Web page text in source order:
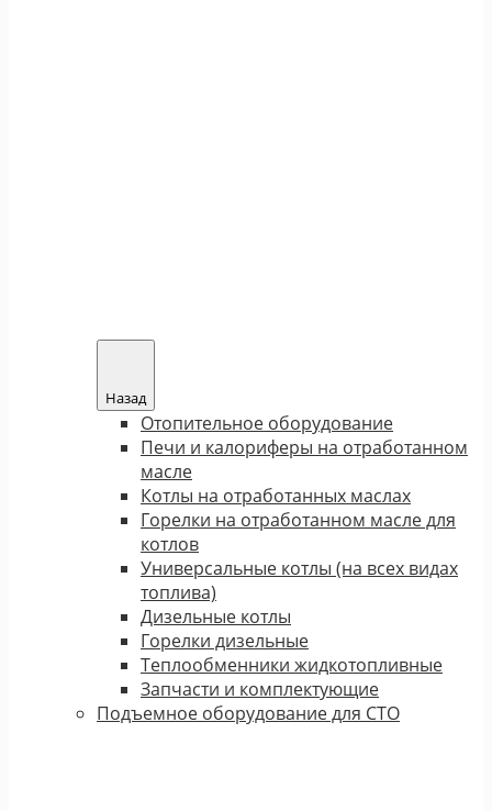
Назад
Отопительное оборудование
Печи и калориферы на отработанном
масле
Котлы на отработанных маслах
Горелки на отработанном масле для
котлов
Универсальные котлы (на всех видах
топлива)
Дизельные котлы
Горелки дизельные
Теплообменники жидкотопливные
Запчасти и комплектующие
Подъемное оборудование для СТО